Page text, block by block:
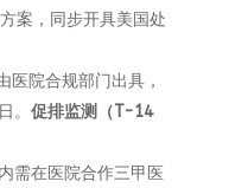
案，同步开具美国处
医院合规部门出具，
。 促排监测（T-14
需在医院合作三甲医